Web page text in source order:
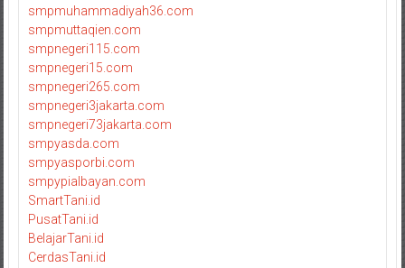
smpmuhammadiyah36.com
smpmuttaqien.com
smpnegeri115.com
smpnegeri15.com
smpnegeri265.com
smpnegeri3jakarta.com
smpnegeri73jakarta.com
smpyasda.com
smpyasporbi.com
smpypialbayan.com
SmartTani.id
PusatTani.id
BelajarTani.id
CerdasTani.id